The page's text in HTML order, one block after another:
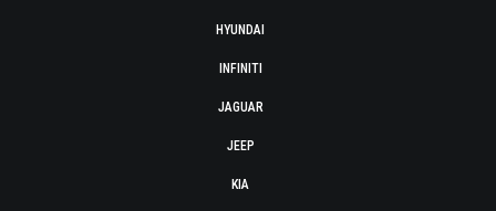
HYUNDAI
INFINITI
JAGUAR
JEEP
KIA